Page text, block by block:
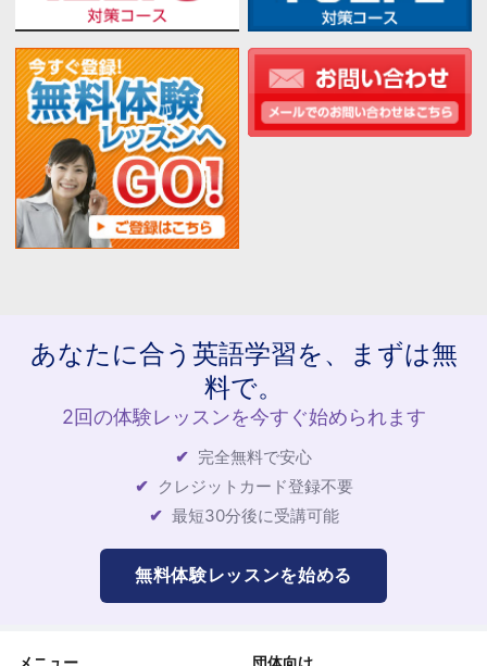
あなたに合う英語学習を、まずは無
料で。
2回の体験レッスンを今すぐ始められます
完全無料で安心
クレジットカード登録不要
最短30分後に受講可能
無料体験レッスンを始める
メニュー 団体向け